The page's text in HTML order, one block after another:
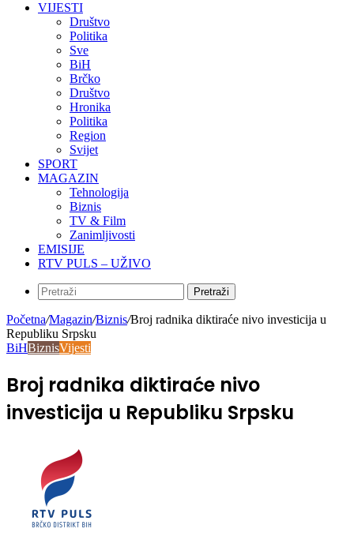
VIJESTI
Društvo
Politika
Sve
BiH
Brčko
Društvo
Hronika
Politika
Region
Svijet
SPORT
MAGAZIN
Tehnologija
Biznis
TV & Film
Zanimljivosti
EMISIJE
RTV PULS – UŽIVO
Pretraži
Početna/Magazin/Biznis/Broj radnika diktiraće nivo investicija u
Republiku Srpsku
BiHBiznisVijesti
Broj radnika diktiraće nivo
investicija u Republiku Srpsku